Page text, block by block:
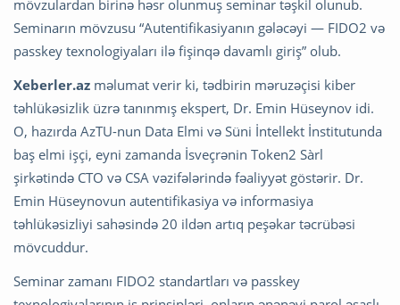
mövzulardan birinə həsr olunmuş seminar təşkil olunub.
Seminarın mövzusu “Autentifikasiyanın gələcəyi — FIDO2 və
passkey texnologiyaları ilə fişinqə davamlı giriş” olub.
Xeberler.az məlumat verir ki, tədbirin məruzəçisi kiber
təhlükəsizlik üzrə tanınmış ekspert, Dr. Emin Hüseynov idi.
O, hazırda AzTU-nun Data Elmi və Süni İntellekt İnstitutunda
baş elmi işçi, eyni zamanda İsveçrənin Token2 Sàrl
şirkətində CTO və CSA vəzifələrində fəaliyyət göstərir. Dr.
Emin Hüseynovun autentifikasiya və informasiya
təhlükəsizliyi sahəsində 20 ildən artıq peşəkar təcrübəsi
mövcuddur.
Seminar zamanı FIDO2 standartları və passkey